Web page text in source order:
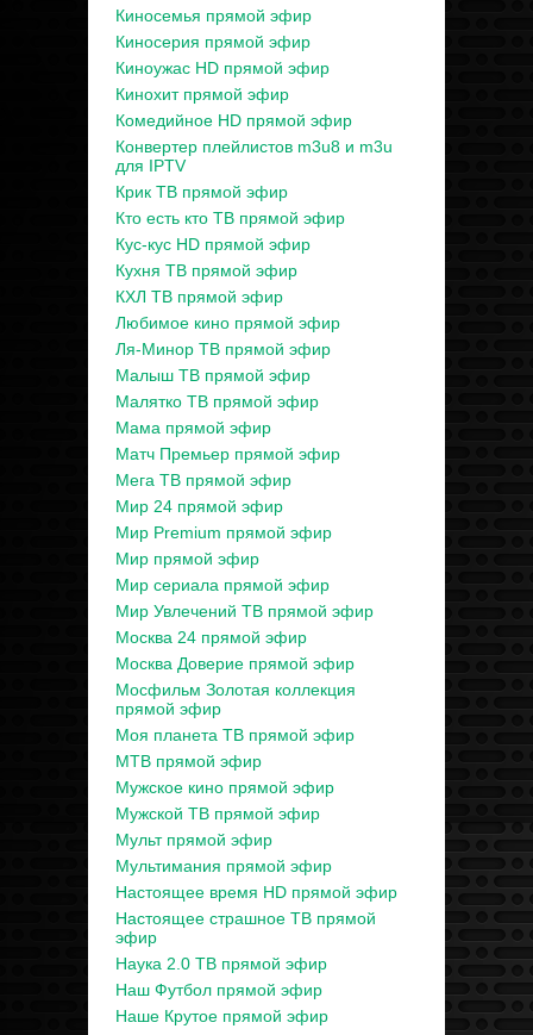
Киносемья прямой эфир
Киносерия прямой эфир
Киноужас HD прямой эфир
Кинохит прямой эфир
Комедийное HD прямой эфир
Конвертер плейлистов m3u8 и m3u
для IPTV
Крик ТВ прямой эфир
Кто есть кто ТВ прямой эфир
Кус-кус HD прямой эфир
Кухня ТВ прямой эфир
КХЛ ТВ прямой эфир
Любимое кино прямой эфир
Ля-Минор ТВ прямой эфир
Малыш ТВ прямой эфир
Малятко ТВ прямой эфир
Мама прямой эфир
Матч Премьер прямой эфир
Мега ТВ прямой эфир
Мир 24 прямой эфир
Мир Premium прямой эфир
Мир прямой эфир
Мир сериала прямой эфир
Мир Увлечений ТВ прямой эфир
Москва 24 прямой эфир
Москва Доверие прямой эфир
Мосфильм Золотая коллекция
прямой эфир
Моя планета ТВ прямой эфир
МТВ прямой эфир
Мужское кино прямой эфир
Мужской ТВ прямой эфир
Мульт прямой эфир
Мультимания прямой эфир
Настоящее время HD прямой эфир
Настоящее страшное ТВ прямой
эфир
Наука 2.0 ТВ прямой эфир
Наш Футбол прямой эфир
Наше Крутое прямой эфир